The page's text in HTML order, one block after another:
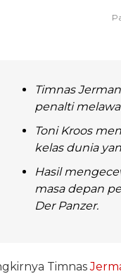
Timnas
penalti
Toni Kroos
kelas dunia
Hasil
masa depan
Der Panzer.
Timnas